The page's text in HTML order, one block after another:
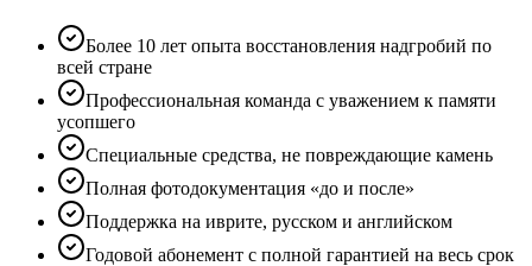
Более 10 лет опыта восстановления надгробий по
всей стране
Профессиональная команда с уважением к памяти
усопшего
Специальные средства, не повреждающие камень
Полная фотодокументация «до и после»
Поддержка на иврите, русском и английском
Годовой абонемент с полной гарантией на весь срок